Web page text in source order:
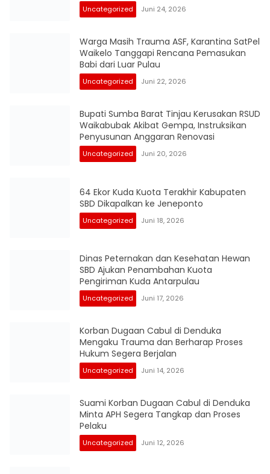
Uncategorized Juni 24, 2026
Warga Masih Trauma ASF, Karantina SatPel
Waikelo Tanggapi Rencana Pemasukan
Babi dari Luar Pulau
Uncategorized Juni 22, 2026
Bupati Sumba Barat Tinjau Kerusakan RSUD
Waikabubak Akibat Gempa, Instruksikan
Penyusunan Anggaran Renovasi
Uncategorized Juni 20, 2026
64 Ekor Kuda Kuota Terakhir Kabupaten
SBD Dikapalkan ke Jeneponto
Uncategorized Juni 18, 2026
Dinas Peternakan dan Kesehatan Hewan
SBD Ajukan Penambahan Kuota
Pengiriman Kuda Antarpulau
Uncategorized Juni 17, 2026
Korban Dugaan Cabul di Denduka
Mengaku Trauma dan Berharap Proses
Hukum Segera Berjalan
Uncategorized Juni 14, 2026
Suami Korban Dugaan Cabul di Denduka
Minta APH Segera Tangkap dan Proses
Pelaku
Uncategorized Juni 12, 2026